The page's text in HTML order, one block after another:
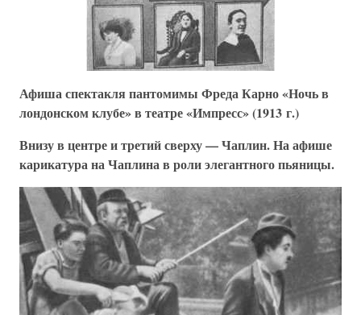
Афиша спектакля пантомимы Фреда Карно «Ночь в
лондонском клубе» в театре «Импресс» (1913 г.)
Внизу в центре и третий сверху — Чаплин. На афише
карикатура на Чаплина в роли элегантного пьяницы.